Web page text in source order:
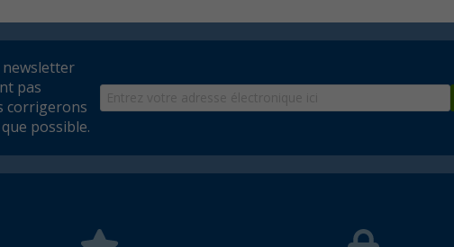
newsletter
pas
corrigerons
possible.